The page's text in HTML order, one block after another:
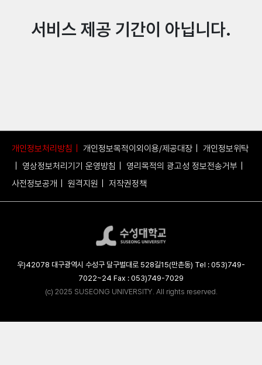
서비스 제공 기간이 아닙니다.
개인정보처리방침 개인정보목적이외이용/제공대장
개인정보위탁
영상정보처리기기 운영방침
영리목적의 광고성 정보전송거부
사전정보공개
원격지원 저작권정책
우)42078 대구광역시 수성구 달구벌대로 528길15(만촌동) Tel : 053)749-
7022~24 Fax : 053)749-7029
(c) 2025 SUSEONG UNIVERSITY. All rights reserved.